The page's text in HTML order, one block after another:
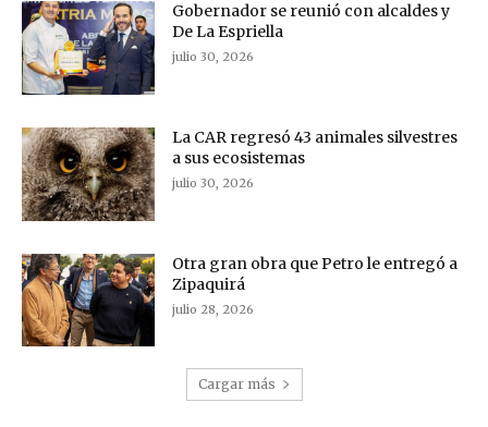
Gobernador se reunió con alcaldes y
De La Espriella
julio 30, 2026
La CAR regresó 43 animales silvestres
a sus ecosistemas
julio 30, 2026
Otra gran obra que Petro le entregó a
Zipaquirá
julio 28, 2026
Cargar más